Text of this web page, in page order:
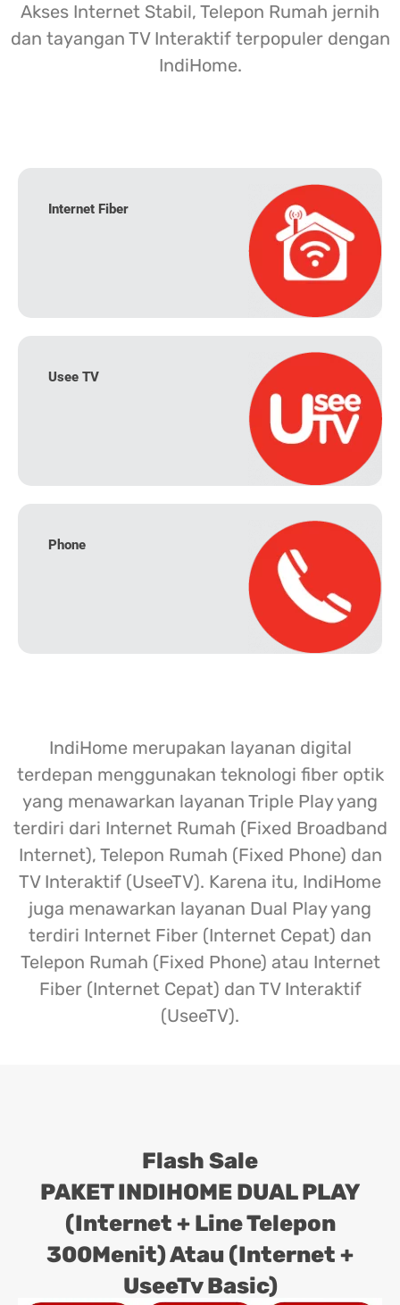
Akses Internet Stabil, Telepon Rumah jernih
dan tayangan TV Interaktif terpopuler dengan
IndiHome.
Internet Fiber
Usee TV
Phone
IndiHome merupakan layanan digital
terdepan menggunakan teknologi fiber optik
yang menawarkan layanan Triple Play yang
terdiri dari Internet Rumah (Fixed Broadband
Internet), Telepon Rumah (Fixed Phone) dan
TV Interaktif (UseeTV). Karena itu, IndiHome
juga menawarkan layanan Dual Play yang
terdiri Internet Fiber (Internet Cepat) dan
Telepon Rumah (Fixed Phone) atau Internet
Fiber (Internet Cepat) dan TV Interaktif
(UseeTV).
Flash Sale
PAKET INDIHOME DUAL PLAY
(Internet + Line Telepon
300Menit) Atau (Internet +
UseeTv Basic)